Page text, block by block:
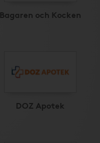
Bagaren och Kocken
DOZ Apotek